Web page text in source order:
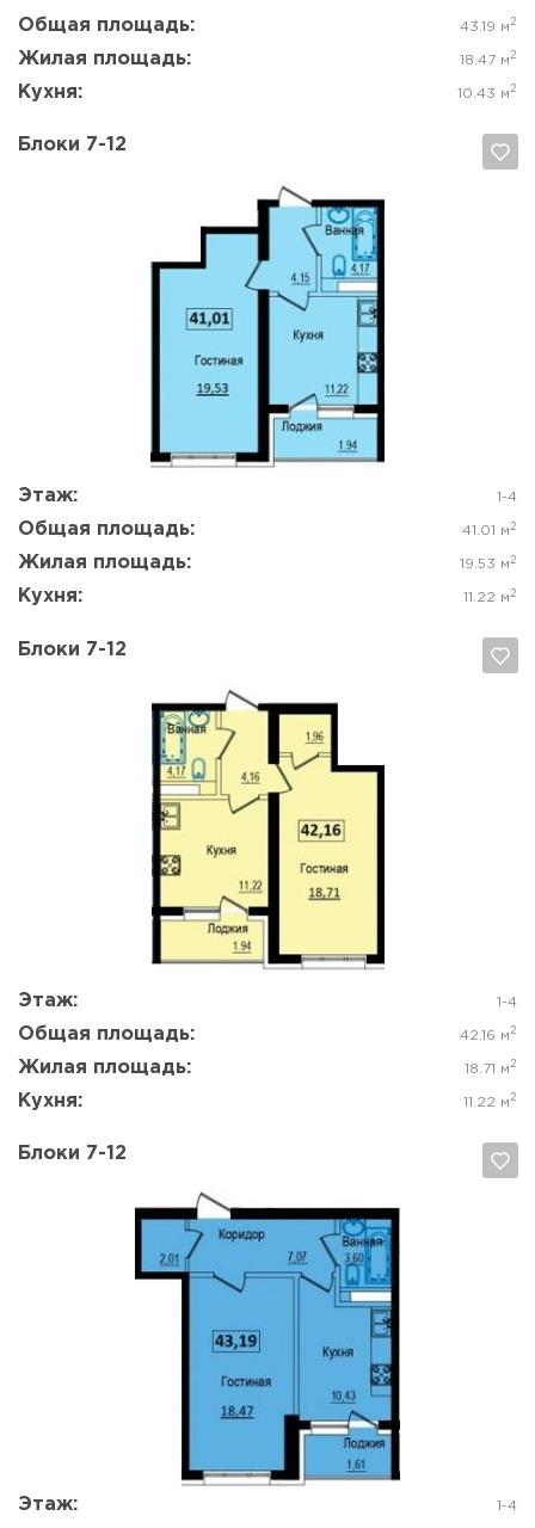
Общая площадь:
43.19 м 2
Жилая площадь: 18.47 м 2
Кухня: 10.43 м 2
Блоки 7-12
Этаж: 1-4
Общая площадь: 41.01 м 2
Жилая площадь: 19.53 м 2
Кухня: 11.22 м 2
Да, удалить
Блоки 7-12
Этаж: 1-4
Общая площадь: 42.16 м 2
Жилая площадь: 18.71 м 2
Кухня: 11.22 м 2
Да, удалить
Блоки 7-12
Этаж: 1-4